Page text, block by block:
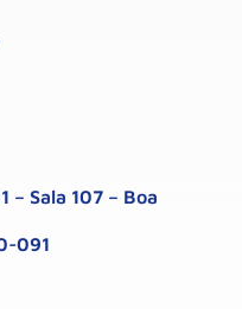
– Sala 107 – Boa
091